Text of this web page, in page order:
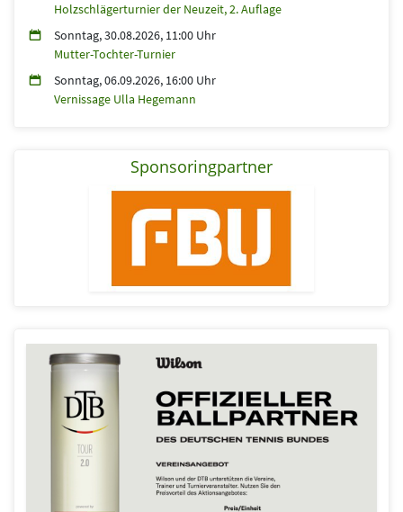
Holzschlägerturnier der Neuzeit, 2. Auflage
Sonntag, 30.08.2026, 11:00 Uhr
Mutter-Tochter-Turnier
Sonntag, 06.09.2026, 16:00 Uhr
Vernissage Ulla Hegemann
Sponsoringpartner